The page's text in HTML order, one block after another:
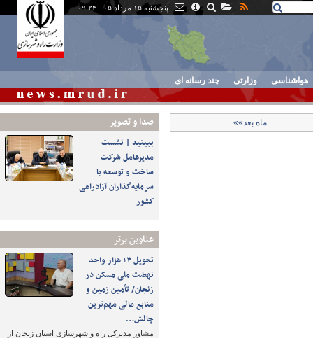
پنجشنبه ۱۵ مرداد ۰۵ - ۰۹:۲۴
هواشناسی وزارتی چند رسانه ای
صدا و تصوير
ببینید | نشست
مدیرعامل شرکت
ساخت و توسعه با
سرمایه‌گذاران آزادراهی
کشور
عناوین برتر
تحویل ۱۳ هزار واحد
نهضت ملی مسکن در
زنجان/ تأمین زمین و
منابع مالی مهم‌ترین
چالش…
مشاور مدیرکل راه و شهرسازی استان زنجان از
ماه بعد»»